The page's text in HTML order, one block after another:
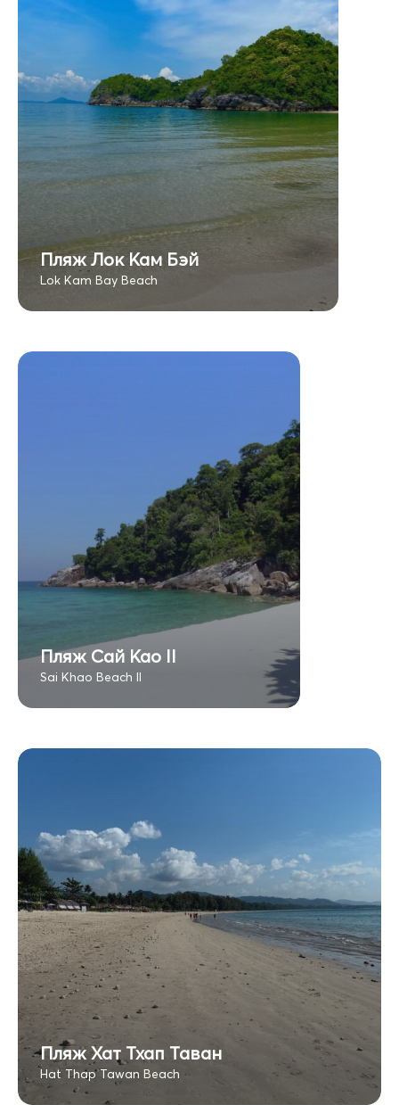
Пляж Лок Кам Бэй
Lok Kam Bay Beach
Пляж Сай Као II
Sai Khao Beach II
Пляж Хат Тхап Таван
Hat Thap Tawan Beach